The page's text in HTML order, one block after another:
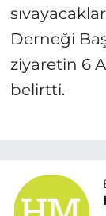
Derneği
ziyaretin 6
belirtti.